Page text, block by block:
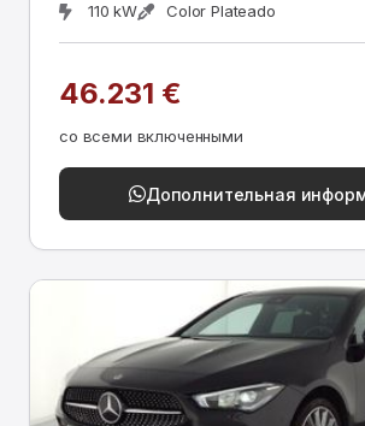
110 kW
Color Plateado
46.231 €
со всеми включенными
Дополнительная